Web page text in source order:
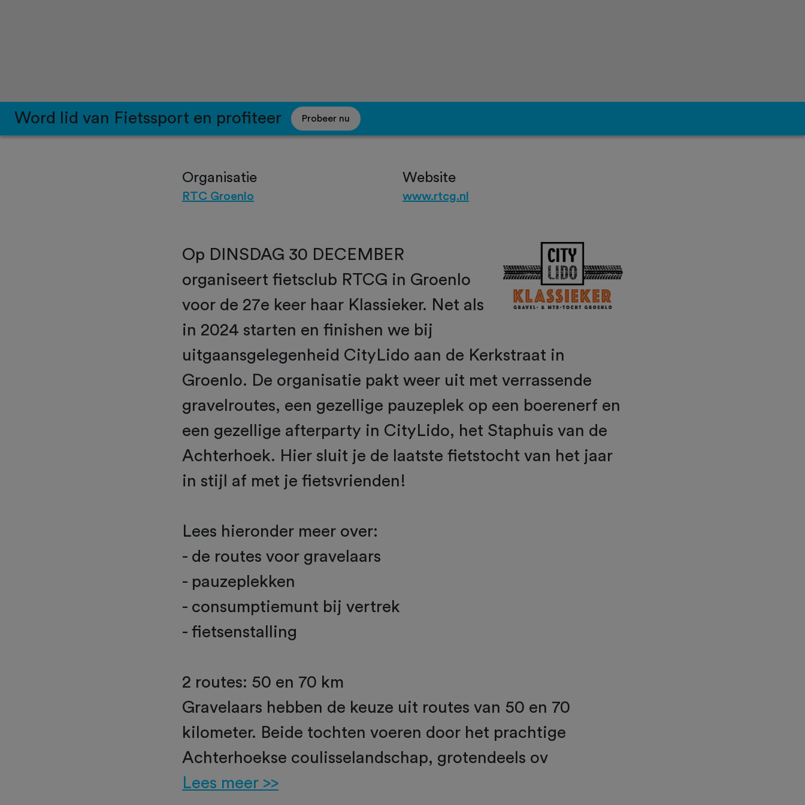
Word lid van Fietssport en profiteer Probeer nu
Organisatie
RTC Groenlo
Website
www.rtcg.nl
Op DINSDAG 30 DECEMBER
organiseert fietsclub RTCG in Groenlo
voor de 27e keer haar Klassieker. Net als
in 2024 starten en finishen we bij
uitgaansgelegenheid CityLido aan de Kerkstraat in
Groenlo. De organisatie pakt weer uit met verrassende
gravelroutes, een gezellige pauzeplek op een boerenerf en
een gezellige afterparty in CityLido, het Staphuis van de
Achterhoek. Hier sluit je de laatste fietstocht van het jaar
in stijl af met je fietsvrienden!
Lees hieronder meer over:
- de routes voor gravelaars
- pauzeplekken
- consumptiemunt bij vertrek
- fietsenstalling
2 routes: 50 en 70 km
Gravelaars hebben de keuze uit routes van 50 en 70
kilometer. Beide tochten voeren door het prachtige
Achterhoekse coulisselandschap, grotendeels ov
Lees meer >>